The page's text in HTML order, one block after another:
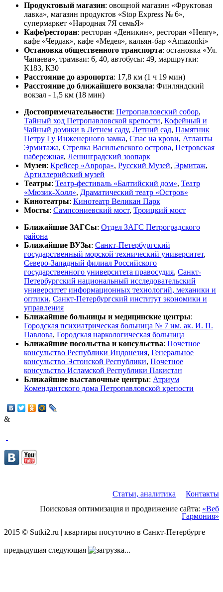
Продуктовый магазин: овощной магазин «Фруктовая
лавка», магазин продуктов «Stop Express № 6»,
супермаркет «Народная 7Я семьЯ»
Кафе/ресторан: ресторан «Деникин», ресторан «Henry»,
кафе «Чердак», кафе «Медея», кальян-бар «Amazonki»
Остановка общественного транспорта: остановка «Ул.
Чапаева», трамваи: 6, 40, автобусы: 49, маршрутки:
К183, К30
Расстояние до аэропорта: 17,8 км (1 ч 19 мин)
Расстояние до ближайшего вокзала: Финляндский
вокзал - 1,5 км (18 мин)
Достопримечательности: Петропавловский собор,
Тайный ход Петропавловской крепости, Кофейный и
Чайный домики в Летнем саду, Летний сад, Памятник
Петру I у Инженерного замка, Спас на крови, Атланты
Эрмитажа, Стрелка Васильевского острова, Петровская
набережная, Ленинградский зоопарк
Музеи: Крейсер «Аврора», Русский Музей, Эрмитаж,
Артиллерийский музей
Театры: Театр-фестиваль «Балтийский дом», Театр
«Мюзик-Холл», Драматический театр «Остров»
Кинотеатры: Кинотеатр Великан Парк
Мосты: Сампсониевский мост, Троицкий мост
Ближайшие ЗАГСы: Отдел ЗАГС Петроградского
района
Ближайшие ВУЗы: Санкт-Петербургский
государственный морской технический университет,
Северо-Западный филиал Российского
государственного университета правосудия, Санкт-
Петербургский национальный исследовательский
университет информационных технологий, механики и
оптики, Санкт-Петербургский институт экономики и
управления
Ближайшие больницы и медицинские центры:
Городская психиатрическая больница № 7 им. ак. И. П.
Павлова, Городская наркологическая больница
Ближайшие посольства и консульства: Почетное
консульство Республики Индонезия, Генеральное
консульство Эстонской Республики, Почетное
консульство Исламской Республики Пакистан
Ближайшие выставочные центры: Атриум
Комендантского дома Петропавловской крепости
&
Статьи, аналитика
Контакты
Поисковая оптимизация и продвижение сайта: «Веб
Гармония»
2015 © Sutki2.ru | квартиры посуточно в Санкт-Петербурге
предыдущая следующая